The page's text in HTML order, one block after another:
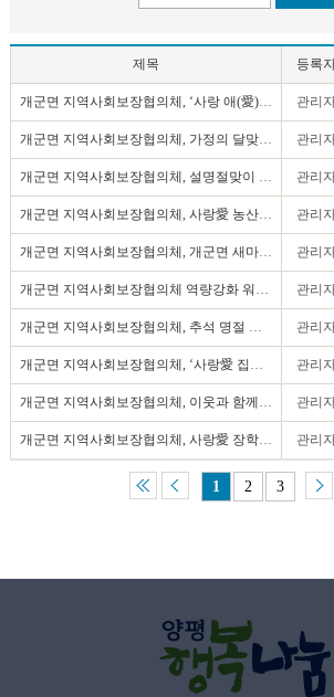
제목 등록
개군면 지역사회보장협의체, ‘사랑 애(愛) 청소년 .. 관리
개군면 지역사회보장협의체, 가정의 달맞이 사랑愛 .. 관리
개군면 지역사회보장협의체, 설명절맞이 관내 복지.. 관리
개군면 지역사회보장협의체, 사랑愛 농산물 들깨 베.. 관리
개군면 지역사회보장협의체, 개군면 새마을협의회 .. 관리
개군면 지역사회보장협의체 역량강화 워크숍 실시! 관리
개군면 지역사회보장협의체, 추석 명절 꾸러미와 사.. 관리
개군면 지역사회보장협의체, ‘사랑愛 집수리’ 사업 .. 관리
개군면 지역사회보장협의체, 이웃과 함께 무더위 극.. 관리
개군면 지역사회보장협의체, 사랑愛 장학금 전달 및.. 관리
1 2 3